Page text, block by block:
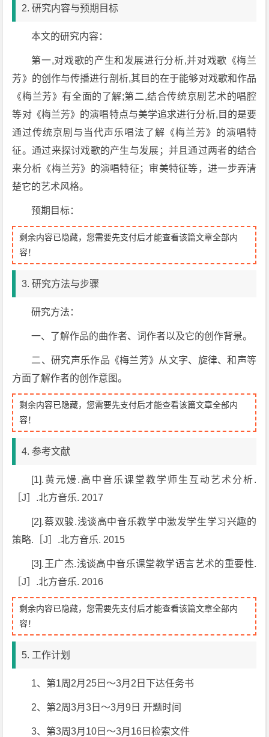
2. 研究内容与预期目标
本文的研究内容：
第一,对戏歌的产生和发展进行分析,并对戏歌《梅兰
芳》的创作与传播进行剖析,其目的在于能够对戏歌和作品
《梅兰芳》有全面的了解;第二,结合传统京剧艺术的唱腔
等对《梅兰芳》的演唱特点与美学追求进行分析,目的是要
通过传统京剧与当代声乐唱法了解《梅兰芳》的演唱特
征。通过来探讨戏歌的产生与发展；并且通过两者的结合
来分析《梅兰芳》的演唱特征；审美特征等，进一步弄清
楚它的艺术风格。
预期目标：
剩余内容已隐藏，您需要先支付后才能查看该篇文章全部内
容！
3. 研究方法与步骤
研究方法：
一、了解作品的曲作者、词作者以及它的创作背景。
二、研究声乐作品《梅兰芳》从文字、旋律、和声等
方面了解作者的创作意图。
剩余内容已隐藏，您需要先支付后才能查看该篇文章全部内
容！
4. 参考文献
[1].黄元熳.高中音乐课堂教学师生互动艺术分析.
［J］.北方音乐. 2017
[2].蔡双骏.浅谈高中音乐教学中激发学生学习兴趣的
策略.［J］.北方音乐. 2015
[3].王广杰.浅谈高中音乐课堂教学语言艺术的重要性.
［J］.北方音乐. 2016
剩余内容已隐藏，您需要先支付后才能查看该篇文章全部内
容！
5. 工作计划
1、第1周2月25日～3月2日下达任务书
2、第2周3月3日～3月9日 开题时间
3、第3周3月10日～3月16日检索文件